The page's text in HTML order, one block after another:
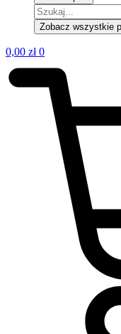
Search
...Zobacz wszystkie
0,00 zł 0